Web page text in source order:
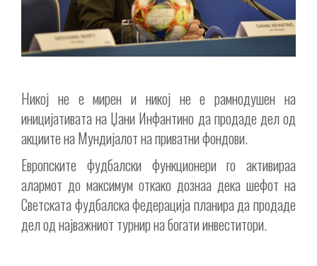
Никој не е мирен и никој не е рамнодушен на
иницијативата на Џани Инфантино да продаде дел од
акциите на Мундијалот на приватни фондови.
Европските фудбалски функционери го активираа
алармот до максимум откако дознаа дека шефот на
Светската фудбалска федерација планира да продаде
дел од најважниот турнир на богати инвеститори.